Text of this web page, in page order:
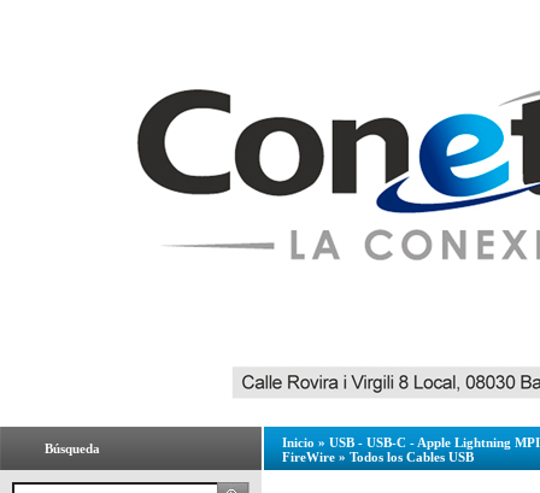
Búsqueda Inicio » USB - USB-C - Apple Lightning
FireWire » Todos los Cables USB